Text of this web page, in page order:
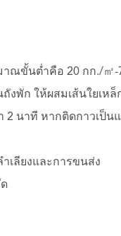
ณขั้นต่ำคือ 20 กก./㎥-
ถังพัก ให้ผสมเส้นใยเ
2 นาที หากติดกาวเป็
เลียงและการขนส่ง